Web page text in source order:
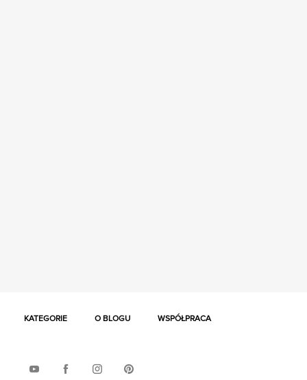
KATEGORIE O BLOGU WSPÓŁPRACA